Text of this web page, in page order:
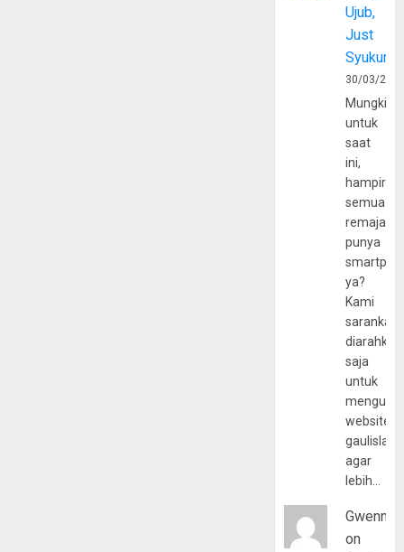
Ujub,
Just
Syukur
30/03/
Mungkin
untuk
saat
ini,
hampir
semua
remaja
punya
ya?
Kami
sarankan,
diarahkan
saja
untuk
website
agar
lebih…
Gwenny
on